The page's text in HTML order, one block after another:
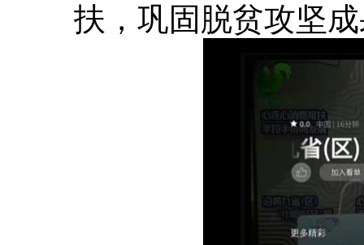
扶，巩固脱贫攻坚